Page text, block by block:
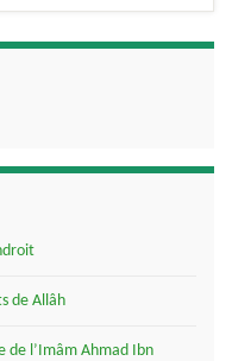
de Allâh
de l’Imâm Ahmad Ibn